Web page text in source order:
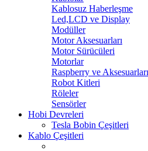
Kablosuz Haberleşme
Led,LCD ve Display
Modüller
Motor Aksesuarları
Motor Sürücüleri
Motorlar
Raspberry ve Aksesuarları
Robot Kitleri
Röleler
Sensörler
Hobi Devreleri
Tesla Bobin Çeşitleri
Kablo Çeşitleri